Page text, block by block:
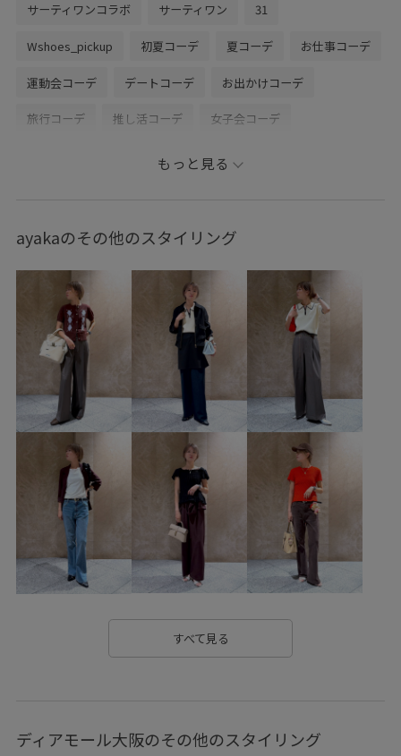
サーティワンコラボ サーティワン 31
Wshoes_pickup 初夏コーデ 夏コーデ お仕事コーデ
運動会コーデ デートコーデ お出かけコーデ
旅行コーデ 推し活コーデ 女子会コーデ
モード 大人カジュアル
コラボアイテム ナチュラル
ジャケット/アウター テーラードジャケット パンツ
スラックス ショルダーバッグ シューズ
パンプス ファッション雑貨
ヘアアクセサリー シュシュ BVA16010 BVM76200
BVS16160 BVX36110 BVZ16160
BVZ16230 0318PRESS対象商品 26officecasual
26_31collaboration ICEBEAUTY Tシャツ UVケア
VIS_2026SS_POLO2 vis_26ssbag
vis_26ss_summergoods vis_26ss_summertops
vis_okazakisae_may
Wbottoms_pickup Wpickup_items
さりげないアクセント さりげないポイント やや長め
もっと見る
ayakaのその他のスタイリング
すべて見る
ディアモール大阪のその他のスタイリング